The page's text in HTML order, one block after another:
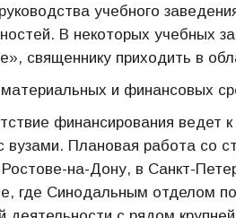
учебного
В некоторых учебных
священнику приходить в
и финансовых
финансирования ведет
Плановая работа со
на-Дону, в Санкт-
где Синодальным отделом